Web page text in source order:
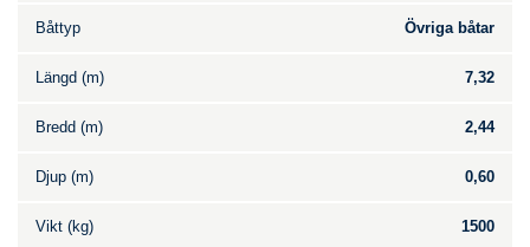
Båttyp Övriga båtar
Längd (m) 7,32
Bredd (m) 2,44
Djup (m) 0,60
Vikt (kg) 1500